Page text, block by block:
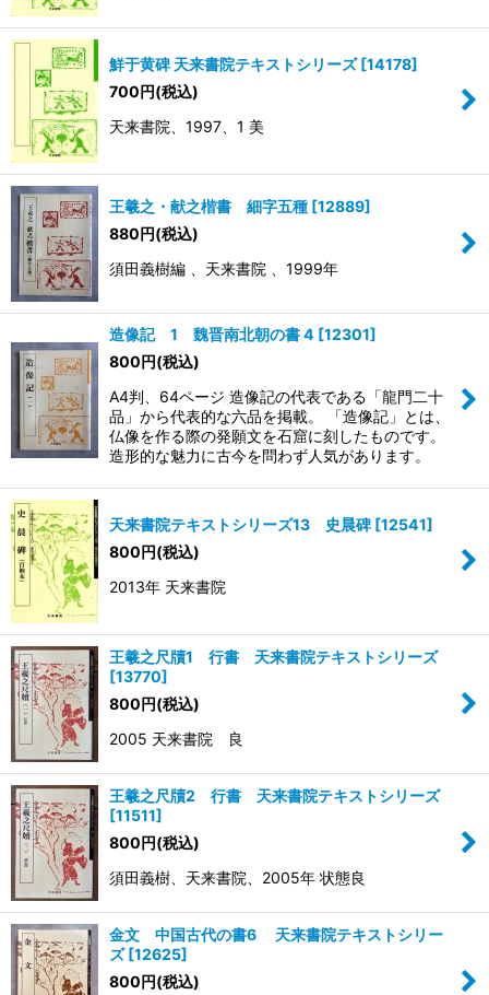
鮮于黄碑 天来書院テキストシリーズ [14178]
700円(税込)
天来書院、1997、1 美
王羲之・献之楷書 細字五種 [12889]
880円(税込)
須田義樹編 、天来書院 、1999年
造像記 1 魏晋南北朝の書 4 [12301]
800円(税込)
A4判、64ページ 造像記の代表である「龍門二十
品」から代表的な六品を掲載。 「造像記」とは、
仏像を作る際の発願文を石窟に刻したものです。
造形的な魅力に古今を問わず人気があります。
天来書院テキストシリーズ13 史晨碑 [12541]
800円(税込)
2013年 天来書院
王羲之尺牘1 行書 天来書院テキストシリーズ
[13770]
800円(税込)
2005 天来書院 良
王羲之尺牘2 行書 天来書院テキストシリーズ
[11511]
800円(税込)
須田義樹、天来書院、2005年 状態良
金文 中国古代の書6 天来書院テキストシリー
ズ [12625]
800円(税込)